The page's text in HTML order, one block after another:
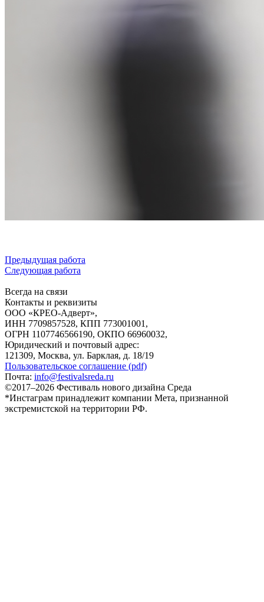
Предыдущая работа
Следующая работа
Всегда на связи
Контакты и реквизиты
ООО «КРЕО‐Адверт»,
ИНН 7709857528, КПП 773001001,
ОГРН 1107746566190, ОКПО 66960032,
Юридический и почтовый адрес:
121309, Москва, ул. Барклая, д. 18/19
Пользовательское соглашение (pdf)
Почта: info@festivalsreda.ru
©2017–2026 Фестиваль нового дизайна Среда
*Инстаграм принадлежит компании Мета, признанной
экстремистской на территории РФ.